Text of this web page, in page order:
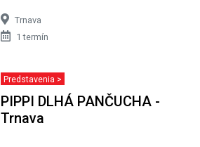
Trnava
1 termín
Predstavenia >
PIPPI DLHÁ PANČUCHA -
Trnava